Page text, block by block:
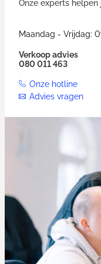
Onze experts
Maandag - Vrijdag:
Verkoop advies
080 011 463
Onze hotline
Advies vragen